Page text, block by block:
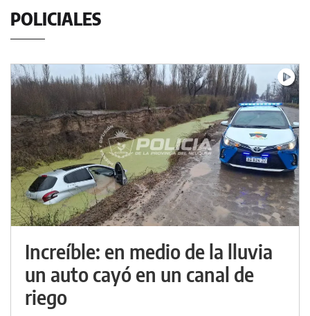
POLICIALES
Increíble: en medio de la lluvia
un auto cayó en un canal de
riego